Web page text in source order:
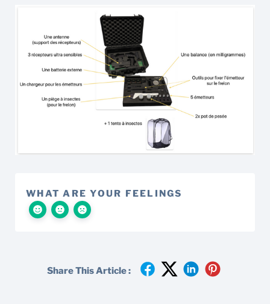
WHAT ARE YOUR FEELINGS
Share This Article :